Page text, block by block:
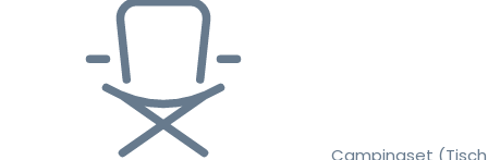
Campingset (Tisch